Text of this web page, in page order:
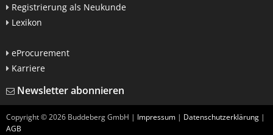
Registrierung als Neukunde
Lexikon
eProcurement
Karriere
Newsletter abonnieren
Copyright ©2026 Buddeberg GmbH | Impressum | Datenschutzerklärung |
AGB